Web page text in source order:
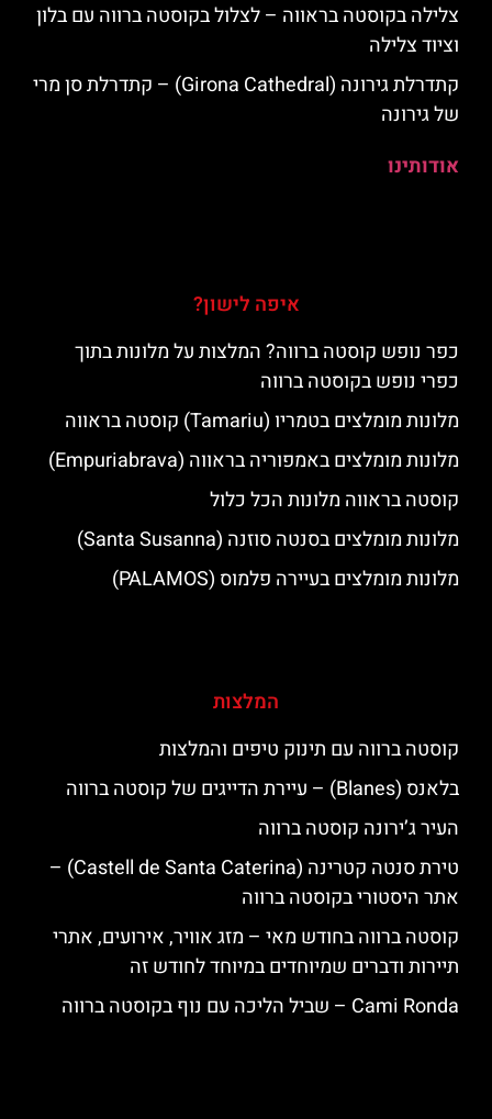
צלילה בקוסטה בראווה – לצלול בקוסטה ברווה עם בלון
וציוד צלילה
קתדרלת גירונה (Girona Cathedral) – קתדרלת סן מרי
של גירונה
אודותינו
איפה לישון?
כפר נופש קוסטה ברווה? המלצות על מלונות בתוך
כפרי נופש בקוסטה ברווה
מלונות מומלצים בטמריו (Tamariu) קוסטה בראווה
מלונות מומלצים באמפוריה בראווה (Empuriabrava)
קוסטה בראווה מלונות הכל כלול
מלונות מומלצים בסנטה סוזנה (Santa Susanna)
מלונות מומלצים בעיירה פלמוס (PALAMOS)
המלצות
קוסטה ברווה עם תינוק טיפים והמלצות
בלאנס (Blanes) – עיירת הדייגים של קוסטה ברווה
העיר ג’ירונה קוסטה ברווה
טירת סנטה קטרינה (Castell de Santa Caterina) –
אתר היסטורי בקוסטה ברווה
קוסטה ברווה בחודש מאי – מזג אוויר, אירועים, אתרי
תיירות ודברים שמיוחדים במיוחד לחודש זה
‪‪Cami Ronda‬‬ – שביל הליכה עם נוף בקוסטה ברווה